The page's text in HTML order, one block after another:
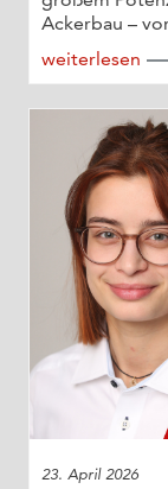
Ackerbau –
weiterlesen
23. April 2026